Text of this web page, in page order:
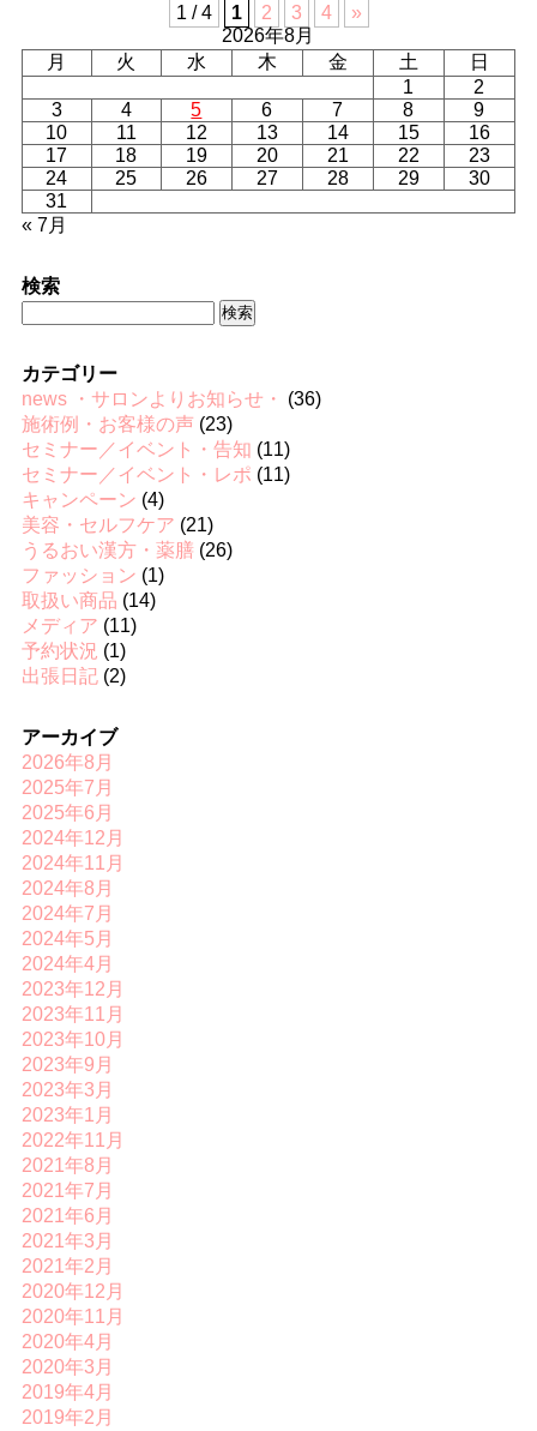
1 / 4 1 2 3 4
»
2026年8月
月
火 水 木 金 土
日
1
2
3
4 5 6 7 8
9
10
11 12 13 14 15
16
17
18 19 20 21 22
23
24
25 26 27 28 29
30
31
« 7月
検索
カテゴリー
news ・サロンよりお知らせ・
(36)
施術例・お客様の声(23)
セミナー／イベント・告知 (11)
セミナー／イベント・レポ (11)
キャンペーン (4)
美容・セルフケア (21)
うるおい漢方・薬膳(26)
ファッション (1)
取扱い商品 (14)
メディア (11)
予約状況 (1)
出張日記(2)
アーカイブ
2026年8月
2025年7月
2025年6月
2024年12月
2024年11月
2024年8月
2024年7月
2024年5月
2024年4月
2023年12月
2023年11月
2023年10月
2023年9月
2023年3月
2023年1月
2022年11月
2021年8月
2021年7月
2021年6月
2021年3月
2021年2月
2020年12月
2020年11月
2020年4月
2020年3月
2019年4月
2019年2月